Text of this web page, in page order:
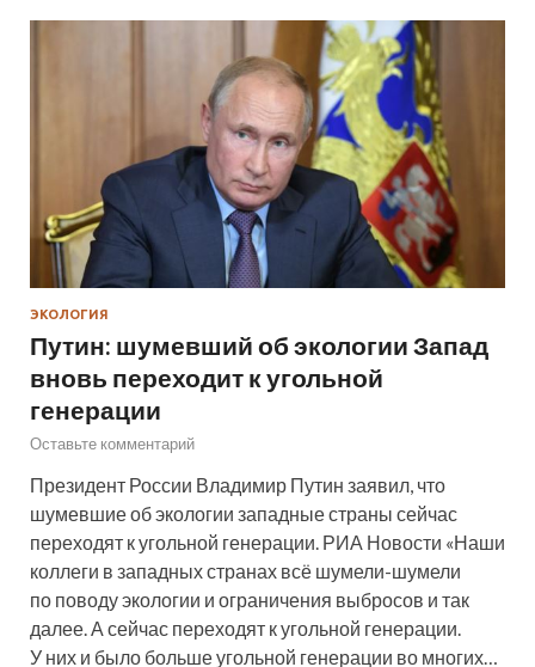
ЭКОЛОГИЯ
Путин: шумевший об экологии Запад
вновь переходит к угольной
генерации
Оставьте комментарий
Президент России Владимир Путин заявил, что
шумевшие об экологии западные страны сейчас
переходят к угольной генерации. РИА Новости «Наши
коллеги в западных странах всё шумели-шумели
по поводу экологии и ограничения выбросов и так
далее. А сейчас переходят к угольной генерации.
У них и было больше угольной генерации во многих…